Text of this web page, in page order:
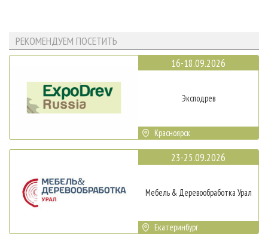
РЕКОМЕНДУЕМ ПОСЕТИТЬ
16-18.09.2026
Эксподрев
Красноярск
23-25.09.2026
Мебель & Деревообработка Урал
Екатеринбург